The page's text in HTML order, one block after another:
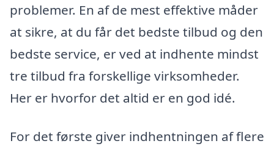
problemer. En af de mest effektive måder
at sikre, at du får det bedste tilbud og den
bedste service, er ved at indhente mindst
tre tilbud fra forskellige virksomheder.
Her er hvorfor det altid er en god idé.
For det første giver indhentningen af flere